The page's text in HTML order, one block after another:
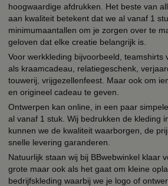
hoogwaardige afdrukken. Het beste van
aan kwaliteit betekent dat we al vanaf 1
minimumaantallen om je zorgen over te
geloven dat elke creatie belangrijk is.
Voor werkkleding bijvoorbeeld, teamshirts
als kraamcadeau, relatiegeschenk,
touwerij, vrijgezellenfeest. Maar ook om
en origineel cadeau te geven.
Ontwerpen kan online, in een paar
al vanaf 1 stuk. Wij bedrukken de kleding
kunnen we de kwaliteit waarborgen, de
snelle levering garanderen.
Natuurlijk staan wij bij BBwebwinkel klaar
grote maar ook als het gaat om kleine
bedrijfskleding waarbij we je logo of